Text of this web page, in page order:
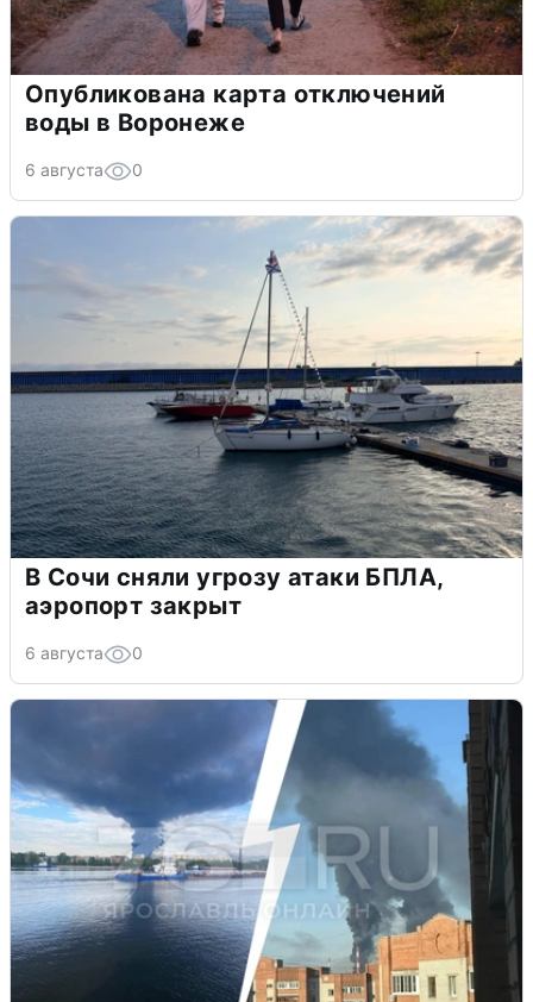
Опубликована карта отключений
воды в Воронеже
6 августа 0
В Сочи сняли угрозу атаки БПЛА,
аэропорт закрыт
6 августа 0